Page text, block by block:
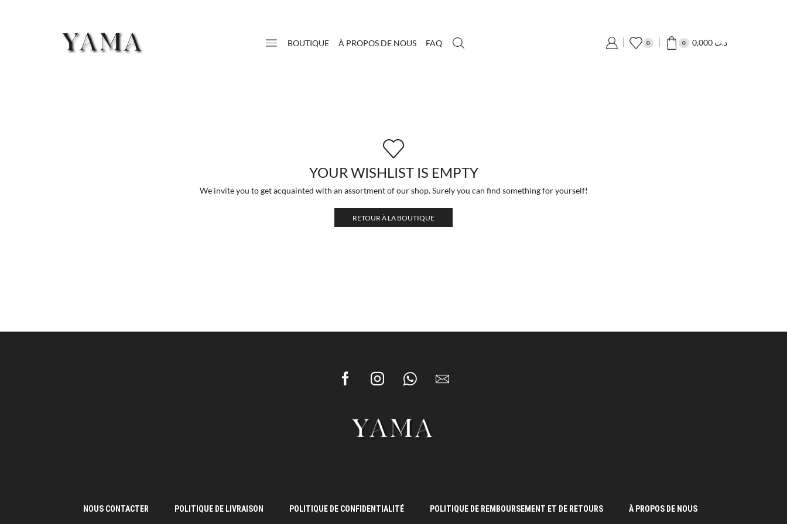
BOUTIQUE À PROPOS DE NOUS FAQ 0 0 د.ت 0,000
YOUR WISHLIST IS EMPTY
We invite you to get acquainted with an assortment of our shop. Surely you can find something for yourself!
RETOUR À LA BOUTIQUE
NOUS CONTACTER POLITIQUE DE LIVRAISON POLITIQUE DE CONFIDENTIALITÉ POLITIQUE DE REMBOURSEMENT ET DE RETOURS À PROPOS DE NOUS